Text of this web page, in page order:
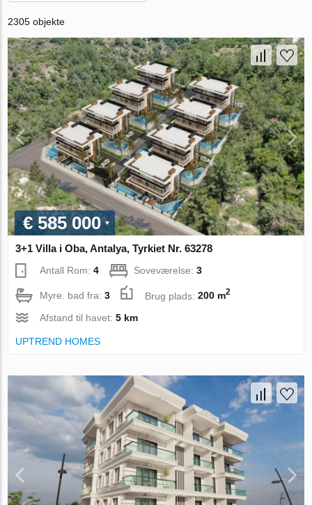
2305 objekte
€ 585 000
3+1 Villa i Oba, Antalya, Tyrkiet Nr. 63278
Antall Rom:4 Soveværelse:3
Myre. bad fra:3 Brug plads:200 m2
Afstand til havet:5 km
UPTREND HOMES